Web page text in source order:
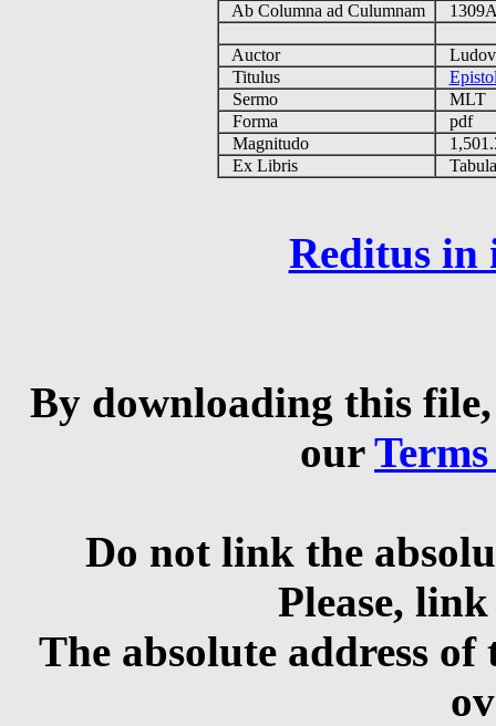
Ab Columna ad Culumnam
Auctor
Titulus
Sermo
MLT
Forma
pdf
Magnitudo
Ex Libris
Reditus in
By downloading this
our
Do not link the
Please,
The absolute address